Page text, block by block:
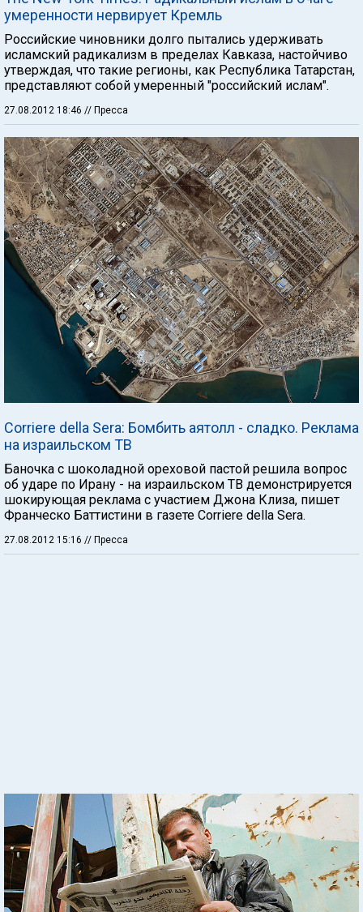
умеренности нервирует Кремль
Российские чиновники долго пытались удерживать
исламский радикализм в пределах Кавказа, настойчиво
утверждая, что такие регионы, как Республика Татарстан,
представляют собой умеренный "российский ислам".
27.08.2012 18:46 // Пресса
Corriere della Sera: Бомбить аятолл - сладко. Реклама
на израильском ТВ
Баночка с шоколадной ореховой пастой решила вопрос
об ударе по Ирану - на израильском ТВ демонстрируется
шокирующая реклама с участием Джона Клиза, пишет
Франческо Баттистини в газете Corriere della Sera.
27.08.2012 15:16 // Пресса